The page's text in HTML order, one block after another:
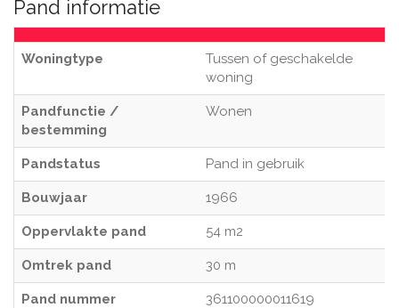
Pand informatie
Woningtype
Tussen of geschakelde
woning
Pandfunctie /
bestemming
Wonen
Pandstatus Pand in gebruik
Bouwjaar 1966
Oppervlakte pand 54 m2
Omtrek pand 30 m
Pand nummer 361100000011619